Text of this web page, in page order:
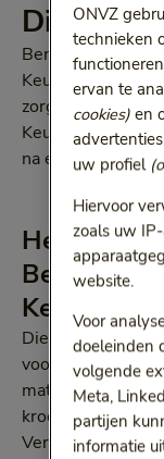
Dit krijgt
Bent u jonger
Keuze
zorg. Als u 18
Keuze
na een ongeval.
Heeft u
Bewuste
Keuze Tand?
Die vergoeden
voor maximaal 1
materiaal- en
kroon of
Verder geldt:
ONVZ
technieken
functioneren
ervan te
cookies)en
uw profiel
Hiervoor
zoals uw
website.
Voor
doeleinden
volgende
Meta,
partijen
informatie